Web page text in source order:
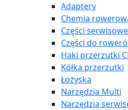
Adaptery
Chemia
Części serwisowe
Części do
Haki przerzutki
Kółka przerzutki
Łożyska
Narzędzia Multi
Narzędzia